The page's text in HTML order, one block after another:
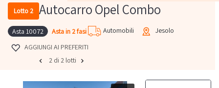
Lotto 2 Autocarro Opel Combo
Asta 10072 Asta in 2 fasi Automobili
Jesolo
AGGIUNGI AI PREFERITI
2 di 2 lotti